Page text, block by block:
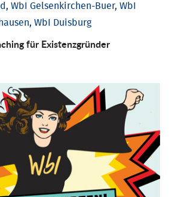
WbI Gelsenkirchen-Buer, WbI
WbI Duisburg
für Existenz­gründer